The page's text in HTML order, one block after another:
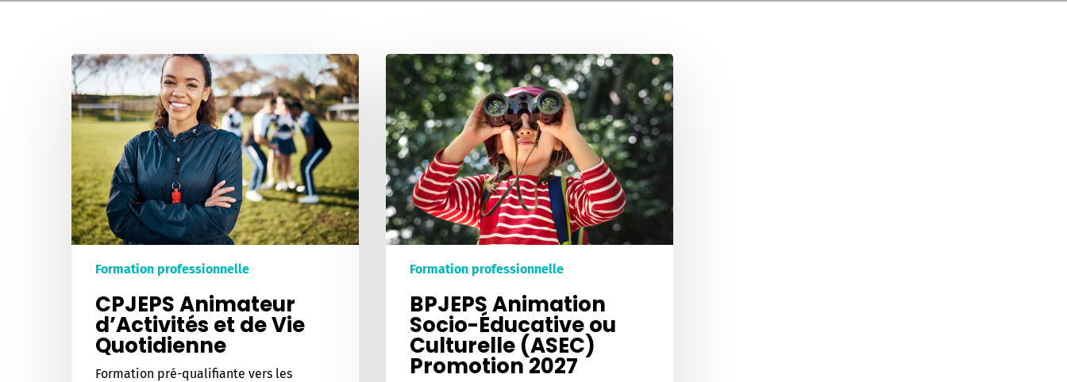
CPJEPS
Animateur
d’Activités
et
de
Quotidienne
Formation professionnelle
CPJEPS Animateur
d’Activités et de Vie
Quotidienne
Formation pré-qualifiante vers les
BPJEPS
Animation
Socio-
Éducative
ou
Culturelle
(ASEC)
Promotion
2027
Formation professionnelle
BPJEPS Animation
Socio-Éducative ou
Culturelle (ASEC)
Promotion 2027